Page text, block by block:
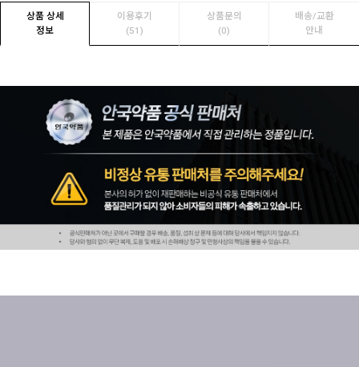
상품 상세
정보
이용후기
(51)
상품문의
(0)
배송/교환
안내